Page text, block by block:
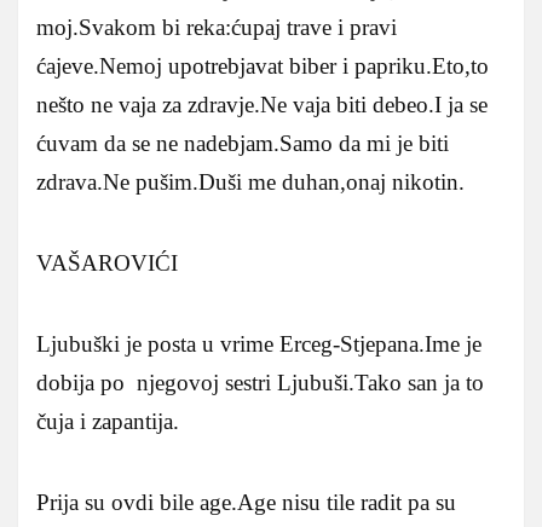
moj.Svakom bi reka:ćupaj trave i pravi
ćajeve.Nemoj upotrebjavat biber i papriku.Eto,to
nešto ne vaja za zdravje.Ne vaja biti debeo.I ja se
ćuvam da se ne nadebjam.Samo da mi je biti
zdrava.Ne pušim.Duši me duhan,onaj nikotin.
VAŠAROVIĆI
Ljubuški je posta u vrime Erceg-Stjepana.Ime je
dobija po njegovoj sestri Ljubuši.Tako san ja to
čuja i zapantija.
Prija su ovdi bile age.Age nisu tile radit pa su